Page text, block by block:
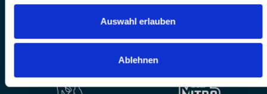
Auswahl erlauben
Ablehnen